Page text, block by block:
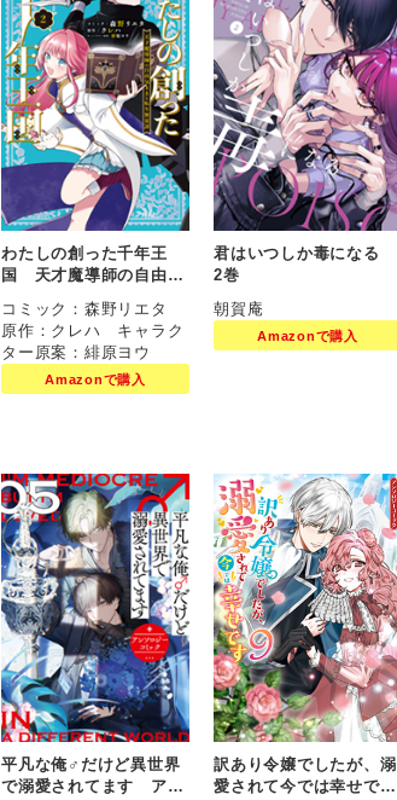
わたしの創った千年王
国 天才魔導師の自由気
ままな転生無双譚 2巻
コミック：森野リエタ
原作：クレハ キャラク
ター原案：緋原ヨウ
Amazonで購入
君はいつしか毒になる
2巻
朝賀庵
Amazonで購入
平凡な俺♂だけど異世界
で溺愛されてます アン
訳あり令嬢でしたが、溺
愛されて今では幸せです